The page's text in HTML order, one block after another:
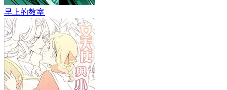
早上的教室